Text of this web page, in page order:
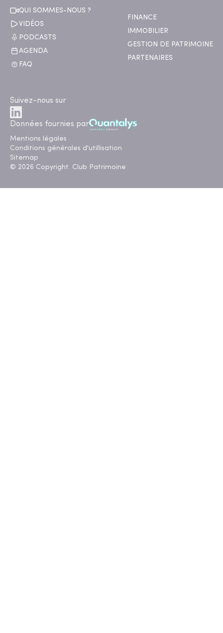
QUI SOMMES-NOUS ?
VIDÉOS
PODCASTS
AGENDA
FAQ
FINANCE
IMMOBILIER
GESTION DE PATRIMOINE
PARTENAIRES
Suivez-nous sur
Données fournies par
Mentions légales
Conditions générales d'utillisation
Sitemap
© 2026 Copyright. Club Patrimoine